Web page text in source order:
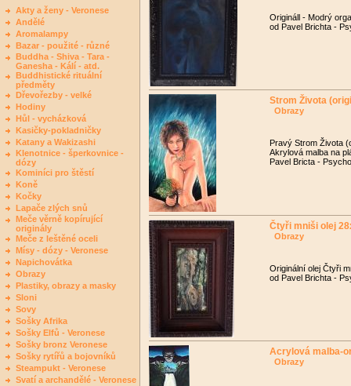
Akty a ženy - Veronese
Andělé
Aromalampy
Bazar - použité - různé
Buddha - Shiva - Tara -
Ganesha - Kálí - atd.
Buddhistické rituální
předměty
Dřevořezby - velké
Hodiny
Hůl - vycházková
Kasičky-pokladničky
Katany a Wakizashi
Klenotnice - šperkovnice -
dózy
Kominíci pro štěstí
Koně
Kočky
Lapače zlých snů
Meče věrně kopírující
originály
Meče z leštěné oceli
Mísy - dózy - Veronese
Napichovátka
Obrazy
Plastiky, obrazy a masky
Sloni
Sovy
Sošky Afrika
Sošky Elfů - Veronese
Sošky bronz Veronese
Sošky rytířů a bojovníků
Steampukt - Veronese
Svatí a archandělé - Veronese
Origináll - Modrý
od Pavel Brichta -
Strom Života
Obrazy
Pravý Strom Života
Akrylová malba na
Pavel Bricta -
Čtyři mniši olej
Obrazy
Originální olej Čtyři
od Pavel Brichta -
Acrylová malba-
Obrazy